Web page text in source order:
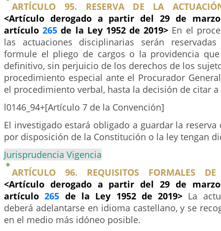
ARTÍCULO 95. RESERVA DE LA
<Artículo derogado a partir del 29 de
artículo265 de la Ley 1952 de 2019> En el
las actuaciones disciplinarias serán
formule el pliego de cargos o la providencia
definitivo, sin perjuicio de los derechos de los
procedimiento especial ante el Procurador
el procedimiento verbal, hasta la decisión de citar
l0146_94+[Artículo 7 de la Convención]
El investigado estará obligado a guardar la
por disposición de la Constitución o la ley tengan
Jurisprudencia Vigencia
ARTÍCULO 96. REQUISITOS FORMALES
<Artículo derogado a partir del 29 de
artículo265 de la Ley 1952 de 2019> La
deberá adelantarse en idioma castellano, y se
en el medio más idóneo posible.